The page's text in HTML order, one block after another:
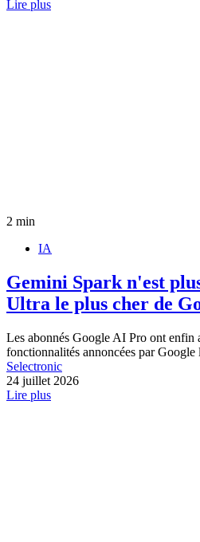
Lire plus
2 min
IA
Gemini Spark n'est
Ultra le plus cher de
Les abonnés Google AI Pro ont enfin
fonctionnalités annoncées par
Selectronic
24 juillet 2026
Lire plus